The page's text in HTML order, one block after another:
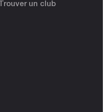
Trouver un club